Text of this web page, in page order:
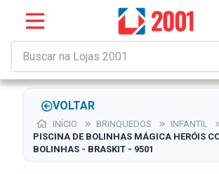
VOLTAR
INÍCIO BRINQUEDOS
INFANTIL
PISCINA DE BOLINHAS MÁGICA HERÓIS
BOLINHAS - BRASKIT - 9501